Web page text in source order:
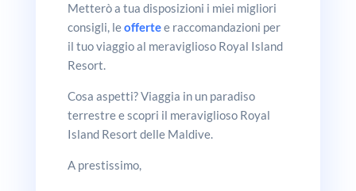
Metterò a tua disposizioni i miei migliori
consigli, leoffertee raccomandazioni per
il tuo viaggio al meraviglioso Royal Island
Resort.
Cosa aspetti? Viaggia in un paradiso
terrestre e scopri il meraviglioso Royal
Island Resort delle Maldive.
A prestissimo,